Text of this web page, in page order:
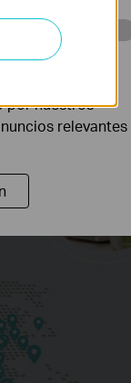
con el fin de
por nuestros
relevantes